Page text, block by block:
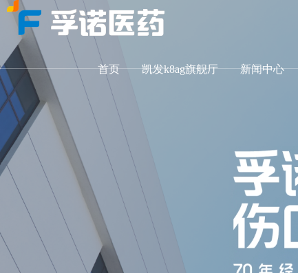
首页 凯发k8ag旗舰厅 新闻中心